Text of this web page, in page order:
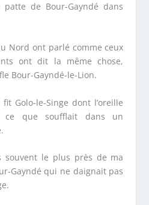
de Bour-Gayndé dans
Nord ont parlé comme ceux
ont dit la même chose,
Bour-Gayndé-le-Lion.
fit Golo-le-Singe dont l’oreille
que soufflait dans un
le plus près de ma
Gayndé qui ne daignait pas